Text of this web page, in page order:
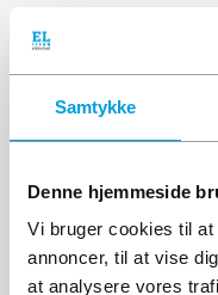
Samtykke
Denne hjemmeside
Vi bruger cookies til
annoncer, til at vise
at analysere vores
Vil du vide